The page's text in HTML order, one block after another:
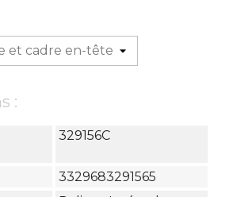
:
329156C
3329683291565